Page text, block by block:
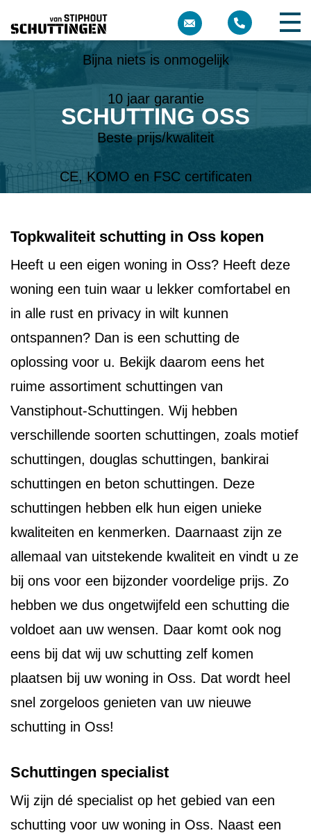
SCHUTTING OSS
Meer dan 10 jaar ervaring
Bijna niets is onmogelijk
10 jaar garantie
Beste prijs/kwaliteit
CE, KOMO en FSC certificaten
Topkwaliteit schutting in Oss kopen
Heeft u een eigen woning in Oss? Heeft deze
woning een tuin waar u lekker comfortabel en
in alle rust en privacy in wilt kunnen
ontspannen? Dan is een schutting de
oplossing voor u. Bekijk daarom eens het
ruime assortiment schuttingen van
Vanstiphout-Schuttingen. Wij hebben
verschillende soorten schuttingen, zoals motief
schuttingen, douglas schuttingen, bankirai
schuttingen en beton schuttingen. Deze
schuttingen hebben elk hun eigen unieke
kwaliteiten en kenmerken. Daarnaast zijn ze
allemaal van uitstekende kwaliteit en vindt u ze
bij ons voor een bijzonder voordelige prijs. Zo
hebben we dus ongetwijfeld een schutting die
voldoet aan uw wensen. Daar komt ook nog
eens bij dat wij uw schutting zelf komen
plaatsen bij uw woning in Oss. Dat wordt heel
snel zorgeloos genieten van uw nieuwe
schutting in Oss!
Schuttingen specialist
Wij zijn dé specialist op het gebied van een
schutting voor uw woning in Oss. Naast een